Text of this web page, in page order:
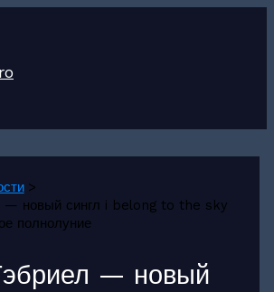
— новый сингл i belong to the sky
полнолуние
— новый